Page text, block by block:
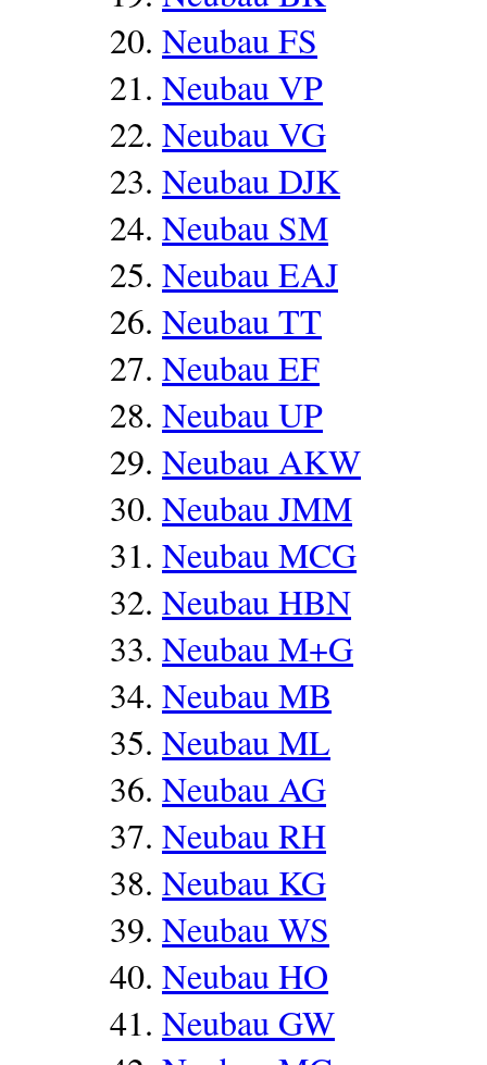
Neubau FS
Neubau VP
Neubau VG
Neubau DJK
Neubau SM
Neubau EAJ
Neubau TT
Neubau EF
Neubau UP
Neubau AKW
Neubau JMM
Neubau MCG
Neubau HBN
Neubau M+G
Neubau MB
Neubau ML
Neubau AG
Neubau RH
Neubau KG
Neubau WS
Neubau HO
Neubau GW